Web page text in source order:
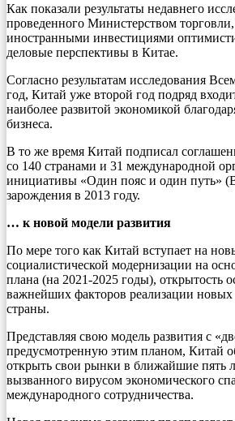
Как показали результаты недавнего
проведенного Министерством
иностранными инвестициями
деловые перспективы в Китае.
Согласно результатам исследования
год, Китай уже второй год подряд
наиболее развитой экономикой
бизнеса.
В то же время Китай подписал
со 140 странами и 31 международной
инициативы «Один пояс и один путь»
зарождения в 2013 году.
… к новой модели развития
По мере того как Китай вступает на
социалистической модернизации на
плана (на 2021-2025 годы), открытость
важнейших факторов реализации новых
страны.
Представляя свою модель развития с
предусмотренную этим планом, Китай
открыть свои рынки в ближайшие пять
вызванного вирусом экономического
международного сотрудничества.